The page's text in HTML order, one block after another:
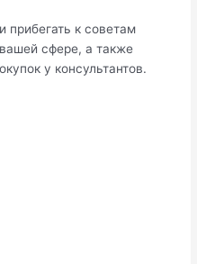
прибегать к советам
сфере, а также
у консультантов.